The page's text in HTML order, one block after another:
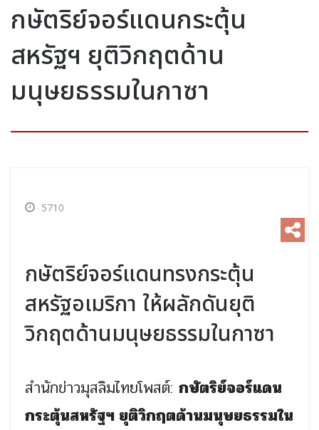
กษัตริย์จอร์แดนกระตุ้น
สหรัฐฯ ยุติวิกฤตด้าน
มนุษยธรรมในกาซา
5710
กษัตริย์จอร์แดนทรงกระตุ้น
สหรัฐอเมริกา ให้ผลักดันยุติ
วิกฤตด้านมนุษยธรรมในกาซา
สำนักข่าวมุสลิมไทยโพสต์: กษัตริย์จอร์แดน
กระตุ้นสหรัฐฯ ยุติวิกฤตด้านมนุษยธรรมใน